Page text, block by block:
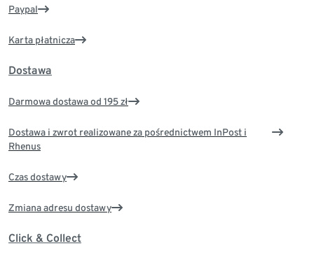
Paypal
Karta płatnicza
Dostawa
Darmowa dostawa od 195 zł
Dostawa i zwrot realizowane za pośrednictwem InPost i
Rhenus
Czas dostawy
Zmiana adresu dostawy
Click & Collect